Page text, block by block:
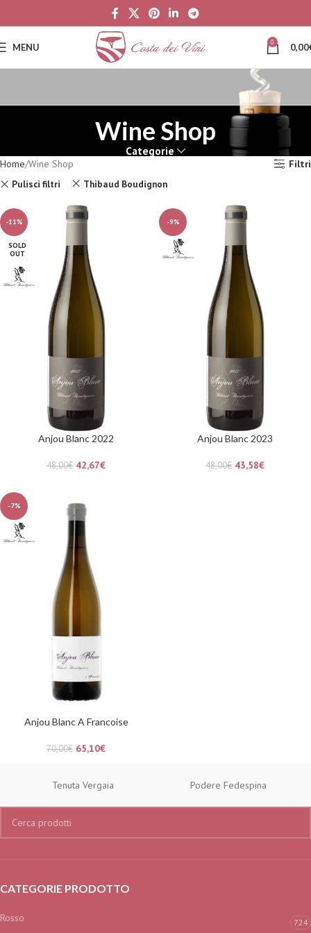
MENU 0 0,00
Wine Shop
Categorie
Home Wine Shop
Filtri
Pulisci filtri
Thibaud Boudignon
-11%
SOLD
OUT
Anjou Blanc 2022
48,00€ 42,67€
-9%
Anjou Blanc 2023
48,00€ 43,58€
-7%
Anjou Blanc A Francoise
70,00€ 65,10€
Tenuta Vergaia Podere Fedespina
CATEGORIE PRODOTTO
Rosso 724